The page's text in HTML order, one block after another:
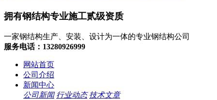
拥有钢结构专业施工贰级资质
一家钢结构生产、安装、设计为一体的专业钢结构公司
服务电话：13280926999
网站首页
公司介绍
新闻中心
公司新闻 行业动态 技术文章